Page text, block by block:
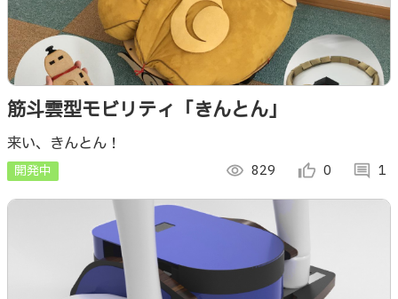
筋斗雲型モビリティ「きんとん」
来い、きんとん！
開発中 visibility 829 thumb_up_alt 0 comment 1